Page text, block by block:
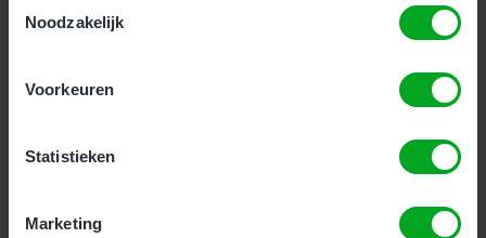
Noodzakelijk
Voorkeuren
Statistieken
Marketing